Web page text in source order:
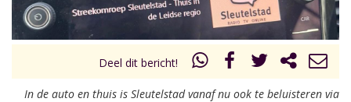
Deel dit bericht!
In de auto en thuis is Sleutelstad vanaf nu ook te beluisteren via